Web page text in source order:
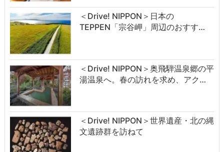
＜Drive! NIPPON＞日本の
TEPPEN「宗谷岬」周辺のおすす…
＜Drive! NIPPON＞奥飛騨温泉郷の平
湯温泉へ。春の訪れを求め、アク…
＜Drive! NIPPON＞世界遺産・北の縄
文遺跡群を訪ねて